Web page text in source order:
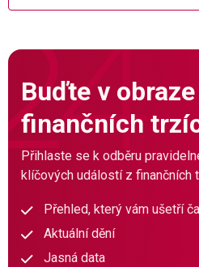
Buďte v
finančních
Přihlaste se k odběru
klíčových událostí z finančních
Přehled, který vám ušetří
Aktuální dění
Jasná data